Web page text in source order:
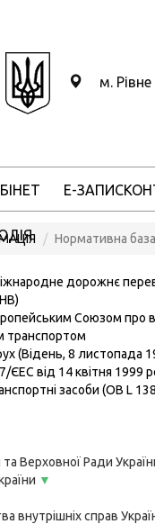
м. Рівне
Е-ЗАПИС
Нормативна база
дорожнє
Союзом про
транспортом
(Відень, 8 листопада
від 14 квітня 1999
засоби (ОВ L
Верховної Ради
▼
внутрішніх справ